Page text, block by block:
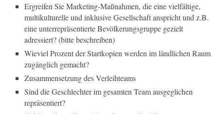
Ergreifen Sie Marketing-Maßnahmen, die eine vielfältige,
multikulturelle und inklusive Gesellschaft anspricht und z.B.
eine unterrepräsentierte Bevölkerungsgruppe gezielt
adressiert? (bitte beschreiben)
Wieviel Prozent der Startkopien werden im ländlichen Raum
zugänglich gemacht?
Zusammensetzung des Verleihteams
Sind die Geschlechter im gesamten Team ausgeglichen
repräsentiert?